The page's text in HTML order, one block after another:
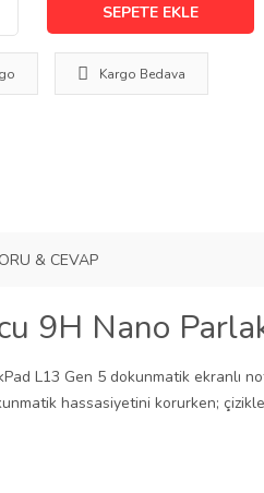
SEPETE EKLE
Kargo Bedava
& CEVAP
9H Nano
L13 Gen 5 dokunmatik ekranlı
hassasiyetini korurken;